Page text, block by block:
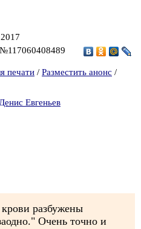
№117060408489
печати / Разместить анонс /
Евгеньев
разбужены
Очень точно и